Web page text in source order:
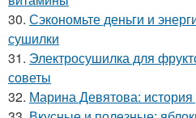
30. Сэкономьте деньги и
сушилки
31. Электросушилка для
советы
32. Марина Девятова: